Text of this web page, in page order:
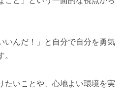
いんだ！」と自分で自分を勇気
たいことや、心地よい環境を実